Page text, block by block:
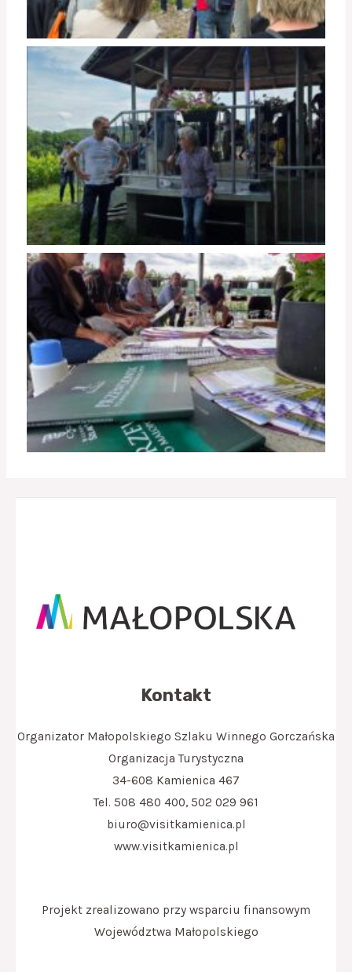
Kontakt
Organizator Małopolskiego Szlaku Winnego Gorczańska
Organizacja Turystyczna
34-608 Kamienica 467
Tel. 508 480 400, 502 029 961
biuro@visitkamienica.pl
www.visitkamienica.pl
Projekt zrealizowano przy wsparciu finansowym
Województwa Małopolskiego